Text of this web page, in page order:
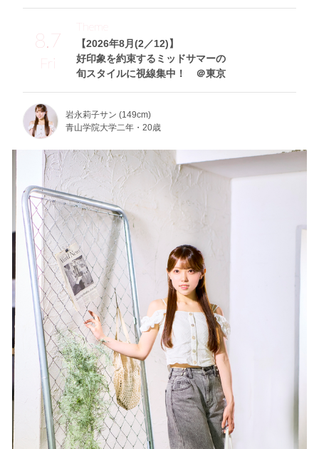
8.7
Fri
【2026年8月(2／12)】
好印象を約束するミッドサマーの
旬スタイルに視線集中！ ＠東京
Theme
岩永莉子サン (149cm)
青山学院大学二年・20歳